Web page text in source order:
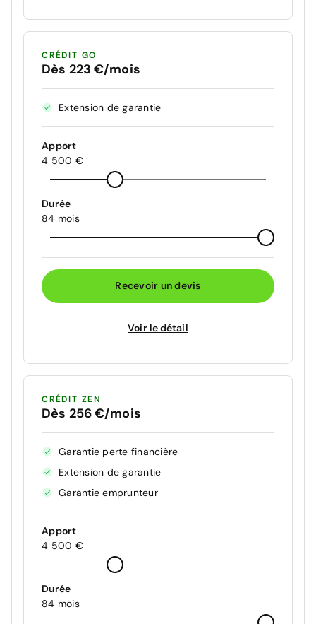
CRÉDIT GO
Dès 223 €/mois
Extension de garantie
Apport
4 500 €
Durée
84 mois
Recevoir un devis
Voir le détail
CRÉDIT ZEN
Dès 256 €/mois
Garantie perte financière
Extension de garantie
Garantie emprunteur
Apport
4 500 €
Durée
84 mois